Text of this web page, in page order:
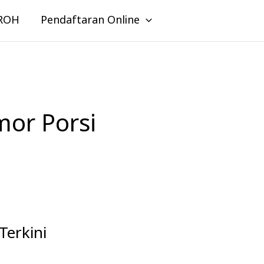
Pendaftaran Online
Porsi